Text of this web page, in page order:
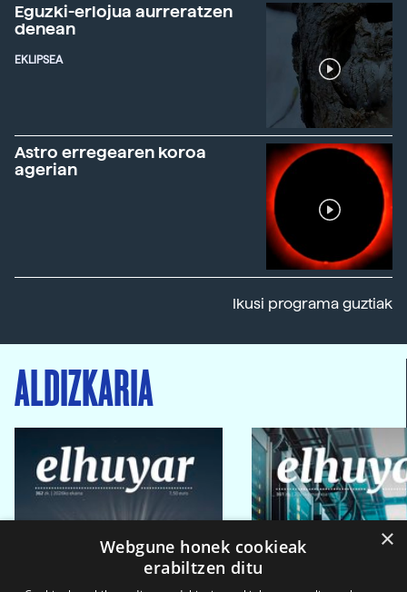
Eguzki-erlojua aurreratzen
denean
EKLIPSEA
Astro erregearen koroa
agerian
Ikusi programa guztiak
ALDIZKARIA
×
Webgune honek cookieak
erabiltzen ditu